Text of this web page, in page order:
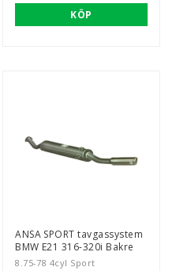
KÖP
ANSA SPORT tavgassystem
BMW E21 316-320i Bakre
8.75-78 4cyl Sport